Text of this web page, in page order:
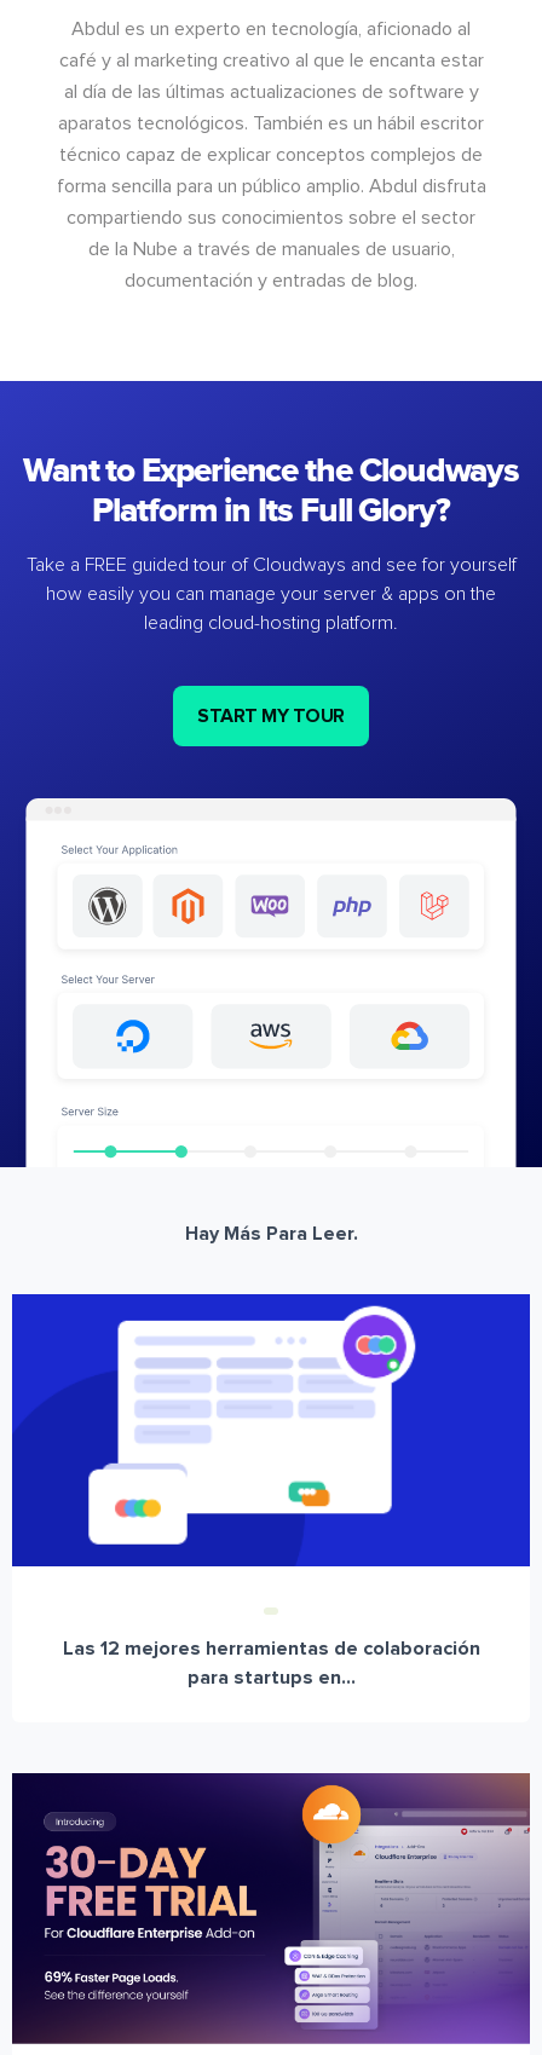
Abdul es un experto en tecnología, aficionado al
café y al marketing creativo al que le encanta estar
al día de las últimas actualizaciones de software y
aparatos tecnológicos. También es un hábil escritor
técnico capaz de explicar conceptos complejos de
forma sencilla para un público amplio. Abdul disfruta
compartiendo sus conocimientos sobre el sector
de la Nube a través de manuales de usuario,
documentación y entradas de blog.
Want to Experience the Cloudways
Platform in Its Full Glory?
Take a FREE guided tour of Cloudways and see for yourself
how easily you can manage your server & apps on the
leading cloud-hosting platform.
START MY TOUR
Hay Más Para Leer.
Las 12 mejores herramientas de colaboración
para startups en...